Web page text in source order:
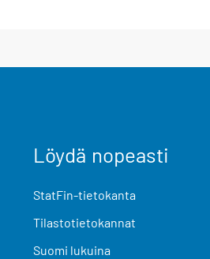
Löydä nopeasti
StatFin-tietokanta
Tilastotietokannat
Suomi lukuina